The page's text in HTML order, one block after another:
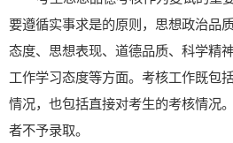
要遵循实事求是的原则， 思想政治品
态度、思想表现、道德品质、科学精
工作学习态度等方面。考核工作既包
情况，也包括直接对考生的考核情况。
者不予录取。